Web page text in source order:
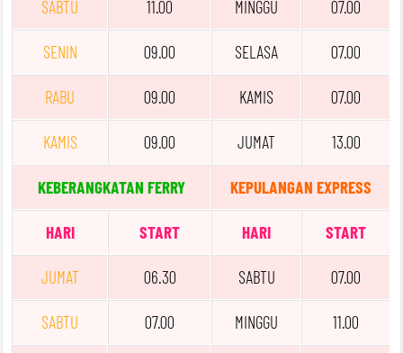
SABTU 11.00 MINGGU 07.00
SENIN 09.00 SELASA 07.00
RABU 09.00 KAMIS 07.00
KAMIS 09.00 JUMAT 13.00
KEBERANGKATAN FERRY KEPULANGAN EXPRESS
HARI START HARI START
JUMAT 06.30 SABTU 07.00
SABTU 07.00 MINGGU 11.00